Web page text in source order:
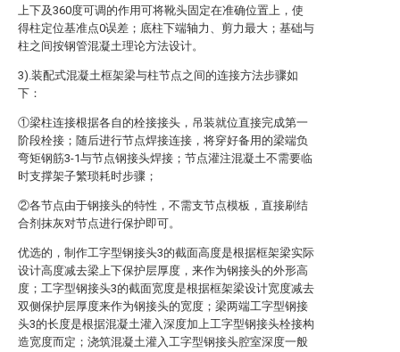
上下及360度可调的作用可将靴头固定在准确位置上，使
得柱定位基准点0误差；底柱下端轴力、剪力最大；基础与
柱之间按钢管混凝土理论方法设计。
3).装配式混凝土框架梁与柱节点之间的连接方法步骤如
下：
①梁柱连接根据各自的栓接接头，吊装就位直接完成第一
阶段栓接；随后进行节点焊接连接，将穿好备用的梁端负
弯矩钢筋3-1与节点钢接头焊接；节点灌注混凝土不需要临
时支撑架子繁琐耗时步骤；
②各节点由于钢接头的特性，不需支节点模板，直接刷结
合剂抹灰对节点进行保护即可。
优选的，制作工字型钢接头3的截面高度是根据框架梁实际
设计高度减去梁上下保护层厚度，来作为钢接头的外形高
度；工字型钢接头3的截面宽度是根据框架梁设计宽度减去
双侧保护层厚度来作为钢接头的宽度；梁两端工字型钢接
头3的长度是根据混凝土灌入深度加上工字型钢接头栓接构
造宽度而定；浇筑混凝土灌入工字型钢接头腔室深度一般